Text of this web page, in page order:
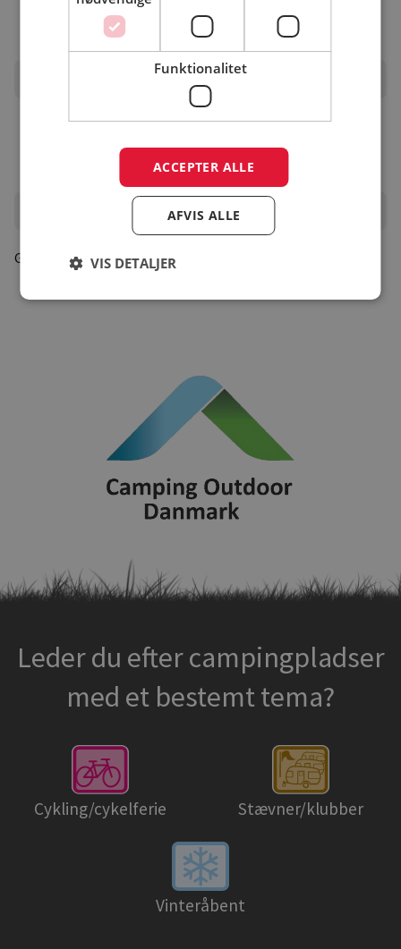
Find campingpladsen på
Oplevelser i området
Gå til turistinfo
Leder du efter campingpladser
med et bestemt tema?
Cykling/cykelferie Stævner/klubber
Vinteråbent
Funktionalitet
ACCEPTER ALLE
AFVIS ALLE
VIS DETALJER